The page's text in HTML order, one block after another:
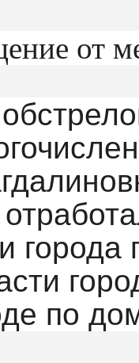
от
по